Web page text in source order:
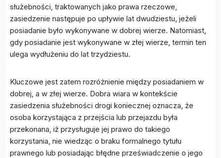
służebności, traktowanych jako prawa rzeczowe,
zasiedzenie następuje po upływie lat dwudziestu, jeżeli
posiadanie było wykonywane w dobrej wierze. Natomiast,
gdy posiadanie jest wykonywane w złej wierze, termin ten
ulega wydłużeniu do lat trzydziestu.
Kluczowe jest zatem rozróżnienie między posiadaniem w
dobrej, a w złej wierze. Dobra wiara w kontekście
zasiedzenia służebności drogi koniecznej oznacza, że
osoba korzystająca z przejścia lub przejazdu była
przekonana, iż przysługuje jej prawo do takiego
korzystania, nie wiedząc o braku formalnego tytułu
prawnego lub posiadając błędne przeświadczenie o jego